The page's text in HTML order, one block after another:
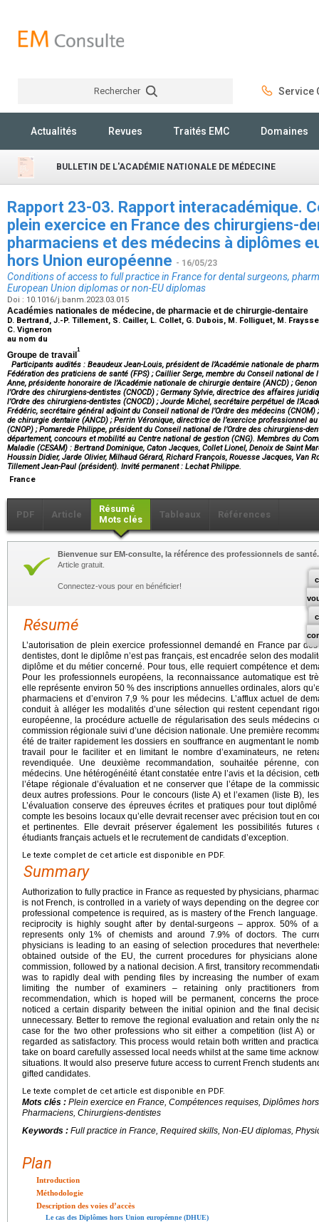
Rechercher Service
Actualités Revues Traités EMC Domaines
BULLETIN DE L'ACADÉMIE NATIONALE DE MÉDECINE
Rapport 23-03. Rapport interacadémique.
plein exercice en France des chirurgiens-
pharmaciens et des médecins à diplômes
hors Union européenne - 16/05/23
Conditions of access to full practice in France for dental surgeons,
European Union diplomas or non-EU diplomas
Doi : 10.1016/j.banm.2023.03.015
Académies nationales de médecine, de pharmacie et de chirurgie-dentaire
D. Bertrand, J.-P. Tillement, S. Cailler, L. Collet, G. Dubois, M. Folliguet, M.
C. Vigneron
au nom du
Groupe de travail
1
Participants audités : Beaudeux Jean-Louis, président de l’Académie nationale de
Fédération des praticiens de santé (FPS) ; Caillier Serge, membre du Conseil national de
Anne, présidente honoraire de l’Académie nationale de chirurgie dentaire (ANCD) ;
l’Ordre des chirurgiens-dentistes (CNOCD) ; Germany Sylvie, directrice des affaires
l’Ordre des chirurgiens-dentistes (CNOCD) ; Jourde Michel, secrétaire perpétuel de
Frédéric, secrétaire général adjoint du Conseil national de l’Ordre des médecins
de chirurgie dentaire (ANCD) ; Perrin Véronique, directrice de l’exercice professionnel
(CNOP) ; Pomarede Philippe, président du Conseil national de l’Ordre des chirurgiens-
département, concours et mobilité au Centre national de gestion (CNG). Membres du
Maladie (CESAM) : Bertrand Dominique, Caton Jacques, Collet Lionel, Denoix de Saint
Houssin Didier, Jarde Olivier, Milhaud Gérard, Richard François, Rouesse Jacques, Van
Tillement Jean-Paul (président). Invité permanent : Lechat Philippe.
France
PDF Article
Résumé
Mots clés
Tableaux Références
Bienvenue sur EM-consulte, la référence des professionnels de santé.
Article gratuit.
Connectez-vous pour en bénéficier!
Résumé
L’autorisation de plein exercice professionnel demandé en France par
dentistes, dont le diplôme n’est pas français, est encadrée selon des
diplôme et du métier concerné. Pour tous, elle requiert compétence et
Pour les professionnels européens, la reconnaissance automatique est
elle représente environ 50 % des inscriptions annuelles ordinales, alors
pharmaciens et d’environ 7,9 % pour les médecins. L’afflux actuel de
conduit à alléger les modalités d’une sélection qui restent cependant
européenne, la procédure actuelle de régularisation des seuls médecins
commission régionale suivi d’une décision nationale. Une première
été de traiter rapidement les dossiers en souffrance en augmentant le
travail pour le faciliter et en limitant le nombre d’examinateurs, ne
revendiquée. Une deuxième recommandation, souhaitée pérenne,
médecins. Une hétérogénéité étant constatée entre l’avis et la décision,
l’étape régionale d’évaluation et ne conserver que l’étape de la
deux autres professions. Pour le concours (liste A) et l’examen (liste B),
L’évaluation conserve des épreuves écrites et pratiques pour tout
compte les besoins locaux qu’elle devrait recenser avec précision tout en
et pertinentes. Elle devrait préserver également les possibilités futures
étudiants français actuels et le recrutement de candidats d’exception.
Le texte complet de cet article est disponible en PDF.
Summary
Authorization to fully practice in France as requested by physicians,
is not French, is controlled in a variety of ways depending on the degree
professional competence is required, as is mastery of the French
reciprocity is highly sought after by dental-surgeons – approx. 50% of
represents only 1% of chemists and around 7.9% of doctors. The
physicians is leading to an easing of selection procedures that
obtained outside of the EU, the current procedures for physicians
commission, followed by a national decision. A first, transitory
was to rapidly deal with pending files by increasing the number of
limiting the number of examiners – retaining only practitioners
recommendation, which is hoped will be permanent, concerns the
noticed a certain disparity between the initial opinion and the final
unnecessary. Better to remove the regional evaluation and retain only the
case for the two other professions who sit either a competition (list A)
regarded as satisfactory. This process would retain both written and
take on board carefully assessed local needs whilst at the same time
situations. It would also preserve future access to current French students
gifted candidates.
Le texte complet de cet article est disponible en PDF.
Mots clés : Plein exercice en France, Compétences requises, Diplômes
Pharmaciens, Chirurgiens-dentistes
Keywords : Full practice in France, Required skills, Non-EU diplomas,
Plan
Introduction
Méthodologie
Description des voies d’accès
Le cas des Diplômes hors Union européenne (DHUE)